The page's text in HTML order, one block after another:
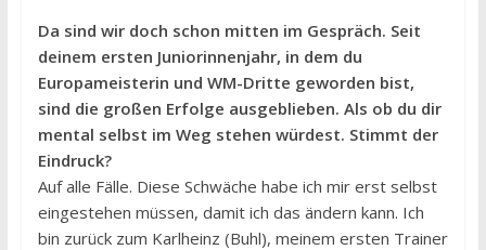
Da sind wir doch schon mitten im Gespräch. Seit
deinem ersten Juniorinnenjahr, in dem du
Europameisterin und WM-Dritte geworden bist,
sind die großen Erfolge ausgeblieben. Als ob du dir
mental selbst im Weg stehen würdest. Stimmt der
Eindruck?
Auf alle Fälle. Diese Schwäche habe ich mir erst selbst
eingestehen müssen, damit ich das ändern kann. Ich
bin zurück zum Karlheinz (Buhl), meinem ersten Trainer